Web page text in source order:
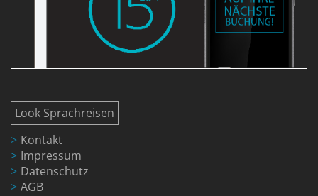
Look Sprachreisen
Kontakt
Impressum
Datenschutz
AGB